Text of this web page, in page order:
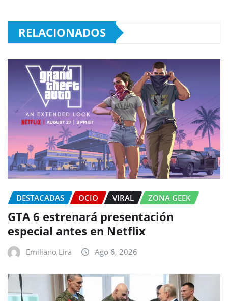
RELACIONADOS
DESTACADAS OCIO VIRAL ZONA GEEK
GTA 6 estrenará presentación
especial antes en Netflix
Emiliano Lira Ago 6, 2026